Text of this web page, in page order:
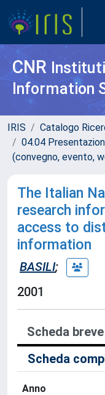
CNR
Information
IRIS Catalogo
04.04
(convegno, evento,
The Italian
research
access to
information
BASILI;
2001
Scheda breve
Scheda
Anno